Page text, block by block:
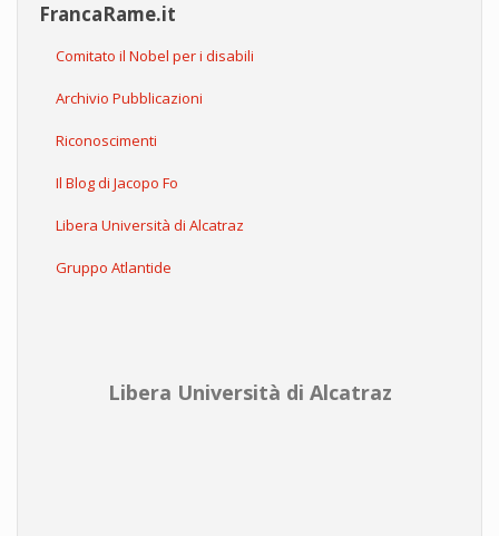
FrancaRame.it
Comitato il Nobel per i disabili
Archivio Pubblicazioni
Riconoscimenti
Il Blog di Jacopo Fo
Libera Università di Alcatraz
Gruppo Atlantide
Libera Università di Alcatraz